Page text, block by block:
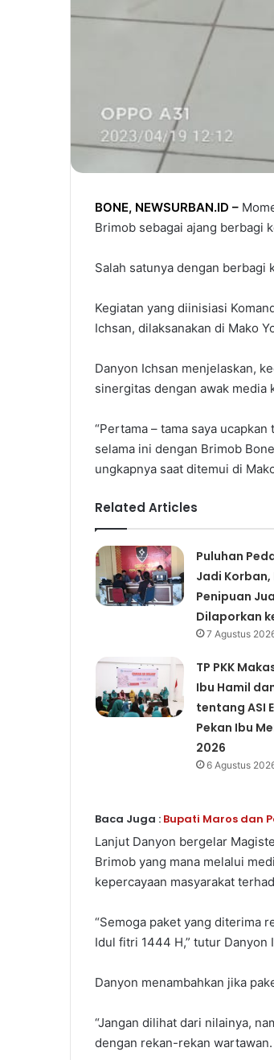
BONE, NEWSURBAN.ID –
Brimob sebagai ajang berbagi
Salah satunya dengan berbagi
Kegiatan yang diinisiasi
Ichsan, dilaksanakan di Mako
Danyon Ichsan menjelaskan,
sinergitas dengan awak media
“Pertama – tama saya
selama ini dengan Brimob
ungkapnya saat ditemui di
Related Articles
Puluhan
Jadi Korban,
Penipuan
Dilaporkan
7 Agustus
TP PKK
Ibu Hamil
tentang ASI
Pekan Ibu
2026
6 Agustus
Baca Juga : Bupati Maros dan
Lanjut Danyon bergelar
Brimob yang mana melalui
kepercayaan masyarakat
“Semoga paket yang diterima
Idul fitri 1444 H,” tutur Danyon
Danyon menambahkan jika
“Jangan dilihat dari nilainya,
dengan rekan-rekan